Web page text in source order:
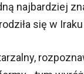
najbardziej
się w